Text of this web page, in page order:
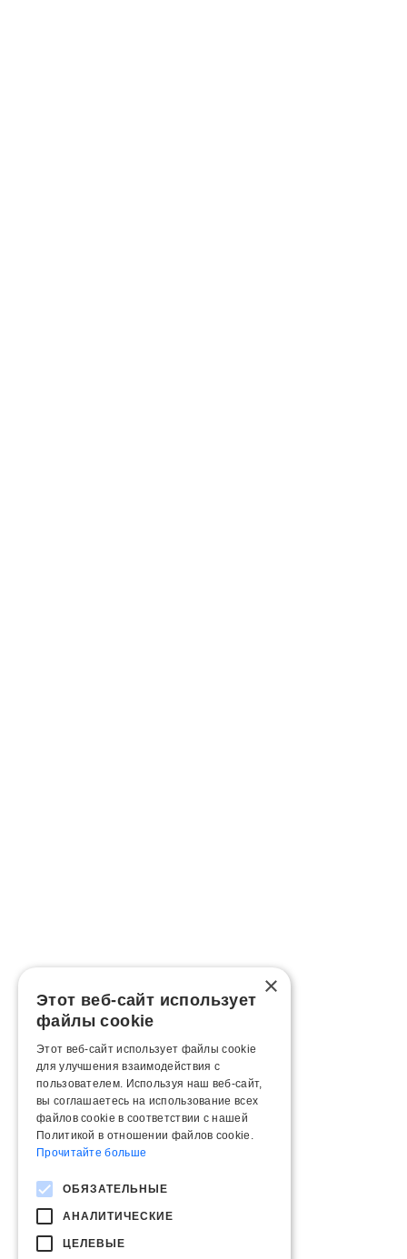
×
Этот веб-сайт использует
файлы cookie
Этот веб-сайт использует файлы cookie
для улучшения взаимодействия с
пользователем. Используя наш веб-сайт,
вы соглашаетесь на использование всех
файлов cookie в соответствии с нашей
Политикой в ​​отношении файлов cookie.
Прочитайте больше
ОБЯЗАТЕЛЬНЫЕ
АНАЛИТИЧЕСКИЕ
ЦЕЛЕВЫЕ